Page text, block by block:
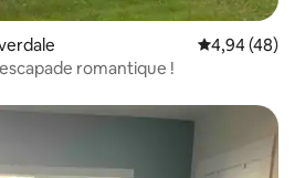
Note
4,94 (48)
romantique !